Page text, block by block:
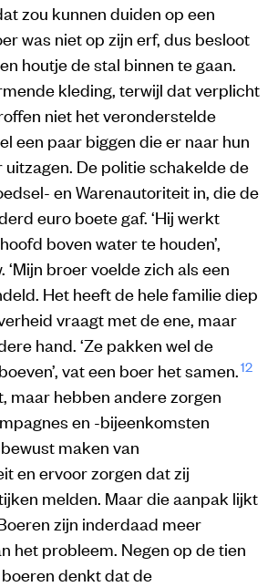
zou kunnen duiden op een
was niet op zijn erf, dus besloot
houtje de stal binnen te gaan.
kleding, terwijl dat verplicht
niet het veronderstelde
een paar biggen die er naar hun
De politie schakelde de
en Warenautoriteit in, die de
euro boete gaf. ‘Hij werkt
boven water te houden’,
‘Mijn broer voelde zich als een
Het heeft de hele familie diep
vraagt met de ene, maar
hand. ‘Ze pakken wel de
vat een boer het samen.12
maar hebben andere zorgen
en -bijeenkomsten
maken van
en ervoor zorgen dat zij
melden. Maar die aanpak lijkt
zijn inderdaad meer
het probleem. Negen op de tien
denkt dat de